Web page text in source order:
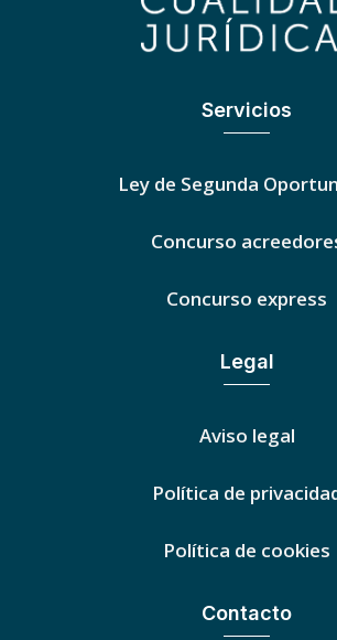
Servicios
Ley de Segunda
Concurso
Concurso express
Legal
Aviso legal
Política de
Política de cookies
Contacto